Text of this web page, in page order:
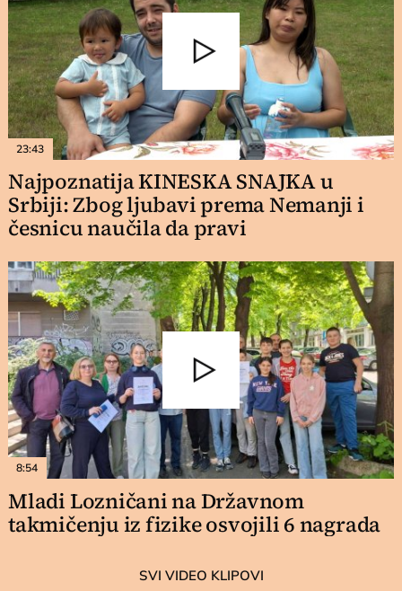
23:43
Najpoznatija KINESKA SNAJKA u
Srbiji: Zbog ljubavi prema Nemanji i
česnicu naučila da pravi
8:54
Mladi Lozničani na Državnom
takmičenju iz fizike osvojili 6 nagrada
SVI VIDEO KLIPOVI